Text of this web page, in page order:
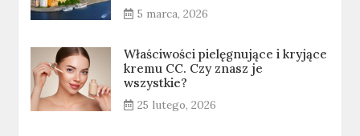
5 marca, 2026
Właściwości pielęgnujące i kryjące
kremu CC. Czy znasz je
wszystkie?
25 lutego, 2026